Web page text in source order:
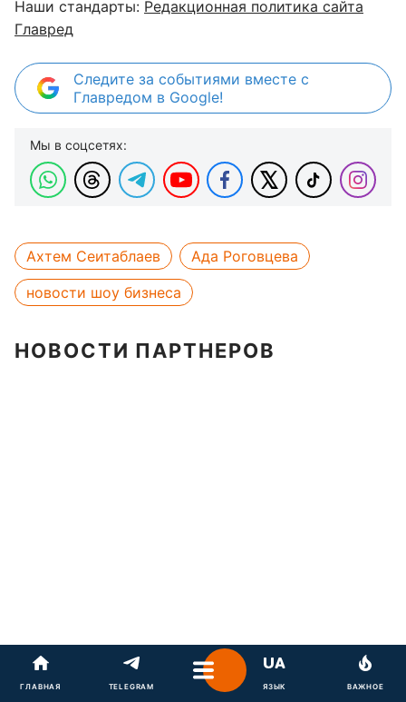
Наши стандарты: Редакционная политика сайта
Главред
Следите за событиями вместе с
Главредом в Google!
Мы в соцсетях:
Ахтем Сеитаблаев
Ада Роговцева
новости шоу бизнеса
НОВОСТИ ПАРТНЕРОВ
ГЛАВНАЯ TELEGRAM ЯЗЫК ВАЖНОЕ